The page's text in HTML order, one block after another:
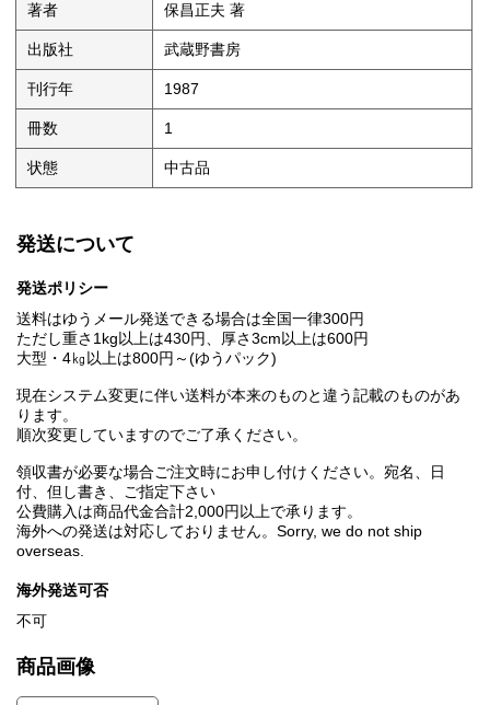
著者 保昌正夫 著
出版社 武蔵野書房
刊行年 1987
冊数 1
状態 中古品
発送について
発送ポリシー
送料はゆうメール発送できる場合は全国一律300円
ただし重さ1kg以上は430円、厚さ3cm以上は600円
大型・4㎏以上は800円～(ゆうパック)
現在システム変更に伴い送料が本来のものと違う記載のものがあ
ります。
順次変更していますのでご了承ください。
領収書が必要な場合ご注文時にお申し付けください。宛名、日
付、但し書き、ご指定下さい
公費購入は商品代金合計2,000円以上で承ります。
海外への発送は対応しておりません。Sorry, we do not ship
overseas.
海外発送可否
不可
商品画像